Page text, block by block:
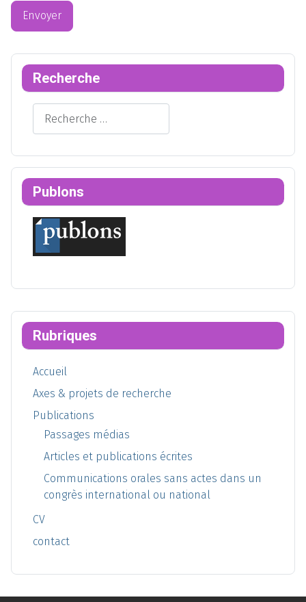
Rubriques
Accueil
Axes & projets de recherche
Publications
Passages médias
Articles et publications écrites
Communications orales sans actes dans un
congrès international ou national
CV
contact
Envoyer
Recherche
Rechercher
Publons